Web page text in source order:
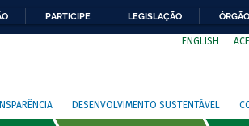
PARTICIPE LEGISLAÇÃO
ENGLISH
DESENVOLVIMENTO SUSTENTÁVEL